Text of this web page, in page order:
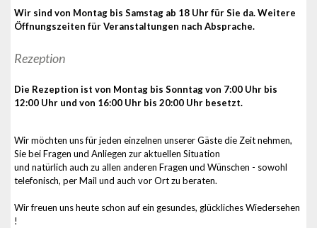
Wir sind von Montag bis Samstag ab 18 Uhr für Sie da. Weitere
Öffnungszeiten für Veranstaltungen nach Absprache.
Rezeption
Die Rezeption ist von Montag bis Sonntag von 7:00 Uhr bis
12:00 Uhr und von 16:00 Uhr bis 20:00 Uhr besetzt.
Wir möchten uns für jeden einzelnen unserer Gäste die Zeit nehmen,
Sie bei Fragen und Anliegen zur aktuellen Situation
und natürlich auch zu allen anderen Fragen und Wünschen - sowohl
telefonisch, per Mail und auch vor Ort zu beraten.
Wir freuen uns heute schon auf ein gesundes, glückliches Wiedersehen
!